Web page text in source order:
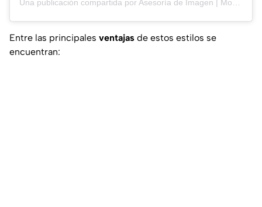
Entre las principales ventajas de estos estilos se
encuentran: